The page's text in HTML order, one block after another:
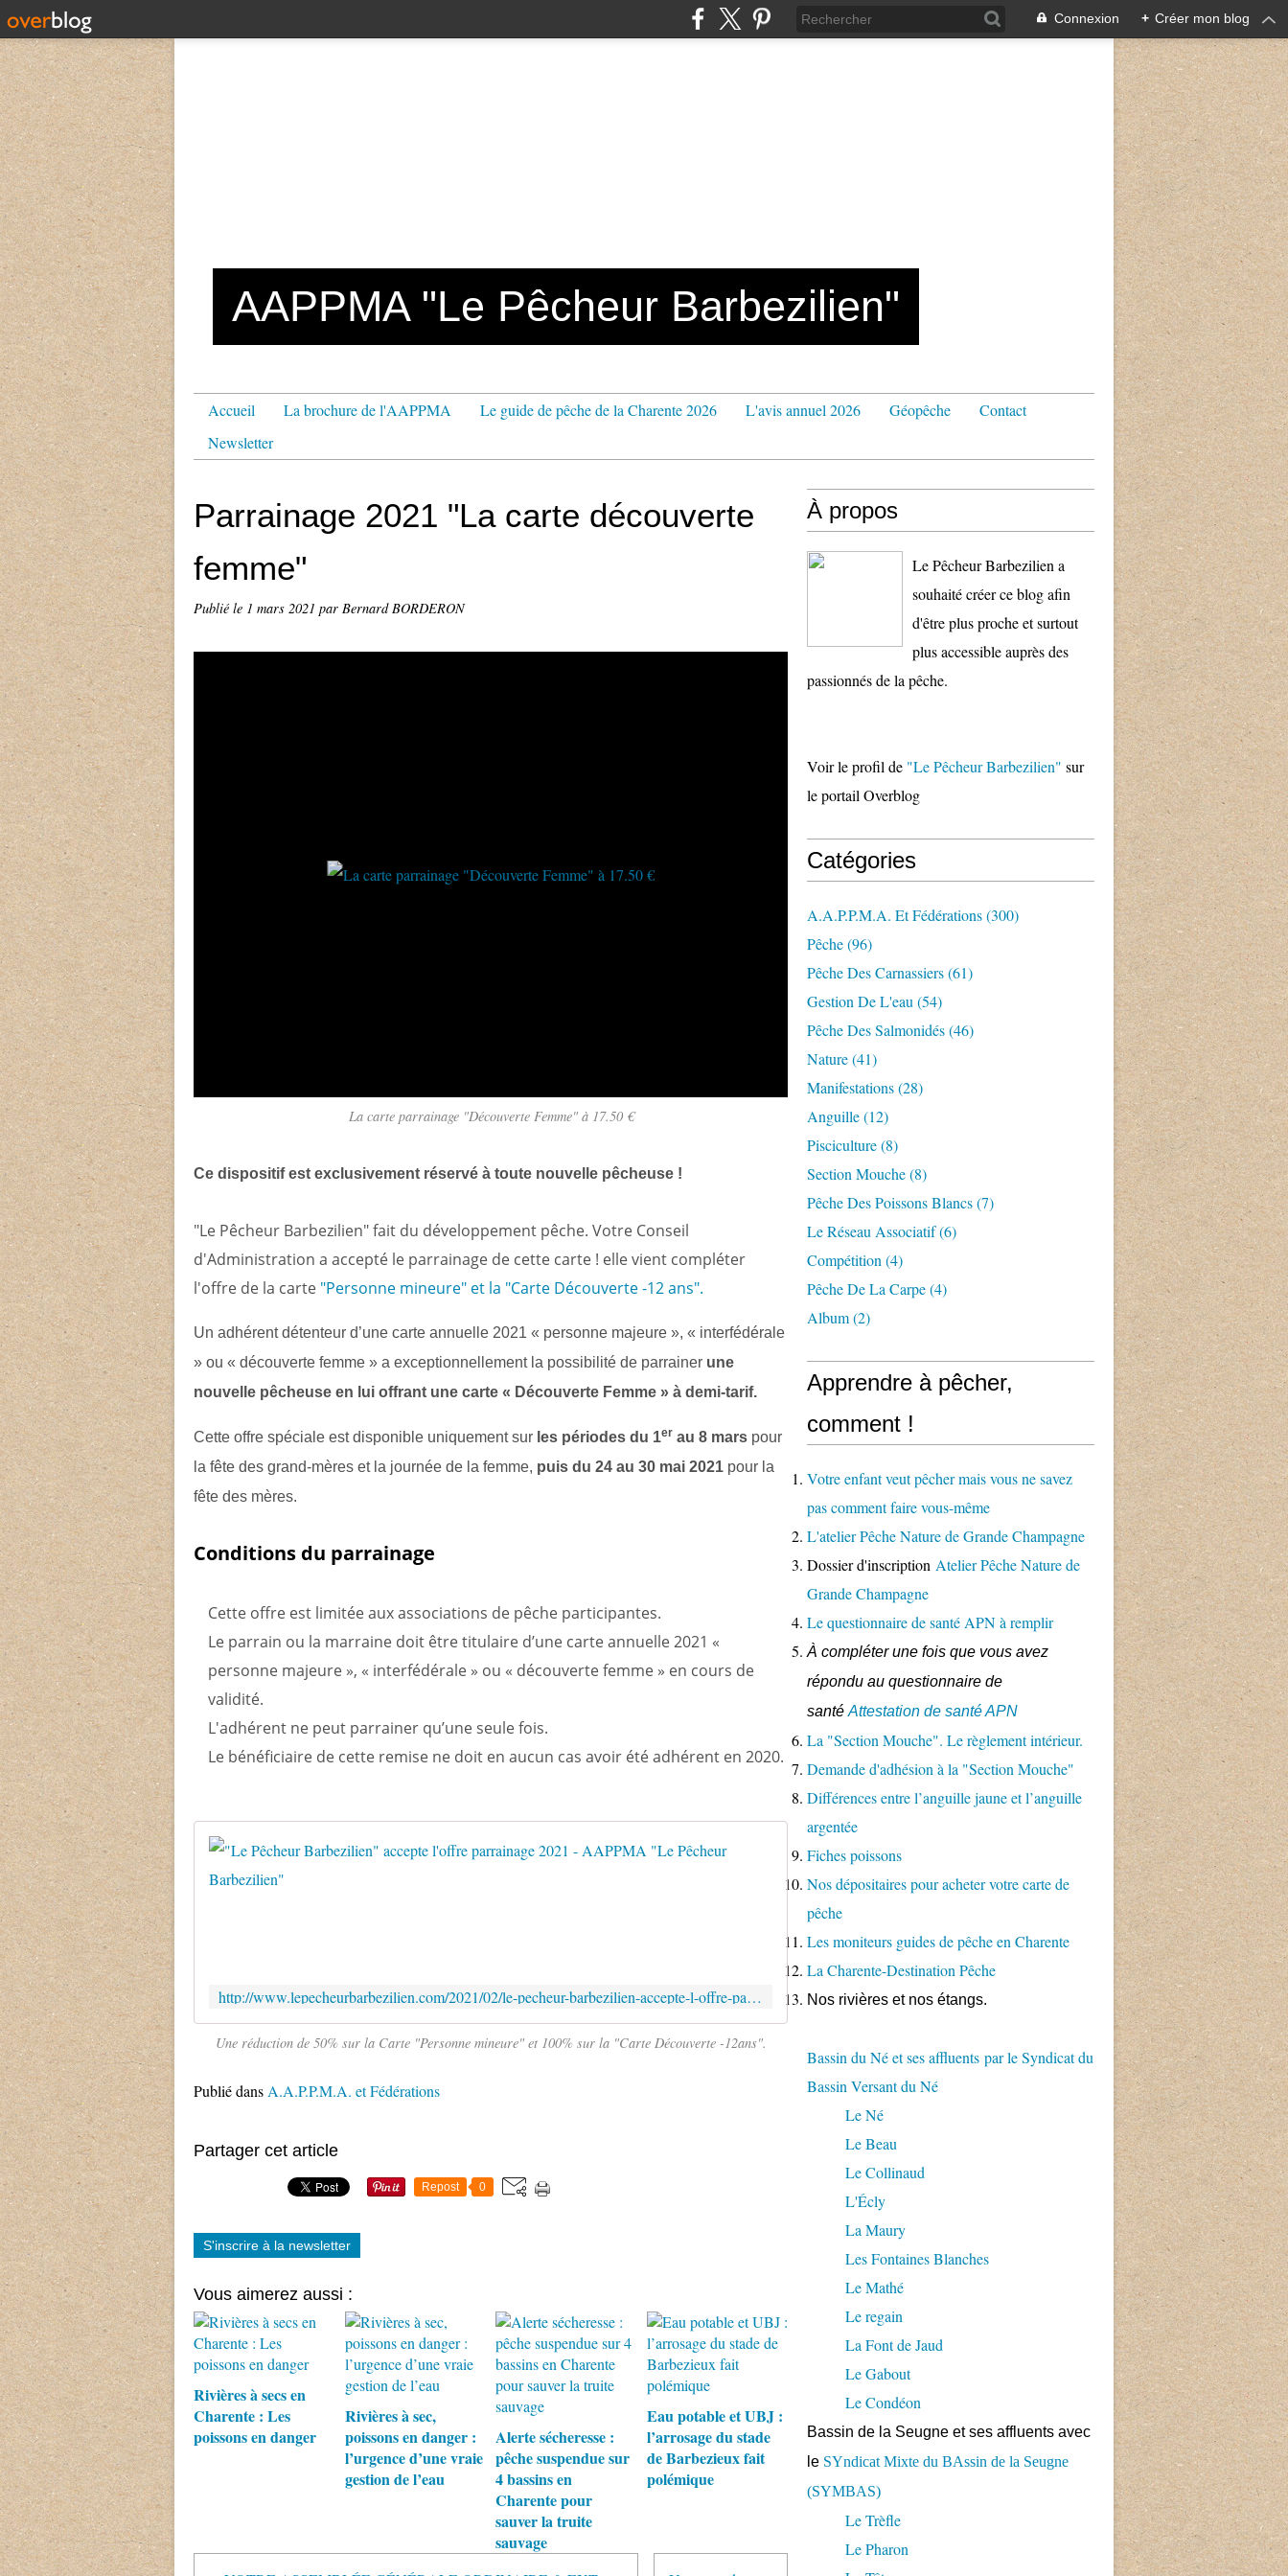
Connexion + Créer mon blog
AAPPMA "Le Pêcheur Barbezilien"
Accueil La brochure de l'AAPPMA Le guide de pêche de la Charente 2026 L'avis annuel 2026 Géopêche
Contact
Newsletter
Parrainage 2021 "La carte découverte
femme"
Publié le 1 mars 2021 par Bernard BORDERON
La carte parrainage "Découverte Femme" à 17.50 €
Ce dispositif est exclusivement réservé à toute nouvelle pêcheuse !
"Le Pêcheur Barbezilien" fait du développement pêche. Votre Conseil
d'Administration a accepté le parrainage de cette carte ! elle vient compléter
l'offre de la carte "Personne mineure" et la "Carte Découverte -12 ans".
Un adhérent détenteur d’une carte annuelle 2021 « personne majeure », « interfédérale
» ou « découverte femme » a exceptionnellement la possibilité de parrainer une
nouvelle pêcheuse en lui offrant une carte « Découverte Femme » à demi-tarif.
Cette offre spéciale est disponible uniquement sur les périodes du 1er au 8 mars pour
la fête des grand-mères et la journée de la femme, puis du 24 au 30 mai 2021 pour la
fête des mères.
Conditions du parrainage
Cette offre est limitée aux associations de pêche participantes.
Le parrain ou la marraine doit être titulaire d’une carte annuelle 2021 «
personne majeure », « interfédérale » ou « découverte femme » en cours de
validité.
L'adhérent ne peut parrainer qu’une seule fois.
Le bénéficiaire de cette remise ne doit en aucun cas avoir été adhérent en 2020.
"Le Pêcheur Barbezilien" accepte l'offre parrainage 2021 -
E
0
2
,
P
N
http://www.lepecheurbarbezilien.com/2021/02/le-pecheur-barbezilien-accepte-l-offre-parrainage-2021.html
Une réduction de 50% sur la Carte "Personne mineure" et 100% sur la "Carte Découverte -12ans".
Publié dans A.A.P.P.M.A. et Fédérations
Partager cet article
Repost 0
S'inscrire à la newsletter
Vous aimerez aussi :
Rivières à secs en
Charente : Les
poissons en danger
Rivières à sec,
poissons en danger :
l’urgence d’une vraie
gestion de l’eau
Alerte sécheresse :
pêche suspendue sur
4 bassins en
Charente pour
sauver la truite
sauvage
Eau potable et UBJ :
l’arrosage du stade
de Barbezieux fait
polémique
À propos
Le Pêcheur Barbezilien a
souhaité créer ce blog afin
d'être plus proche et surtout
plus accessible auprès des
passionnés de la pêche.
Voir le profil de "Le Pêcheur Barbezilien" sur
le portail Overblog
Catégories
A.a.p.p.m.a. Et Fédérations(300)
Pêche(96)
Pêche Des Carnassiers(61)
Gestion De L'eau (54)
Pêche Des Salmonidés(46)
Nature(41)
Manifestations(28)
Anguille(12)
Pisciculture(8)
Section Mouche(8)
Pêche Des Poissons Blancs(7)
Le Réseau Associatif(6)
Compétition (4)
Pêche De La Carpe(4)
Album(2)
Apprendre à pêcher,
comment !
Votre enfant veut pêcher mais vous ne savez
pas comment faire vous-même
L'atelier Pêche Nature de Grande Champagne
Dossier d'inscription Atelier Pêche Nature de
Grande Champagne
Le questionnaire de santé APN à remplir
À compléter une fois que vous avez
répondu au questionnaire de
santé Attestation de santé APN
La "Section Mouche". Le règlement intérieur.
Demande d'adhésion à la "Section Mouche"
Différences entre l’anguille jaune et l’anguille
argentée
Fiches poissons
Nos dépositaires pour acheter votre carte de
pêche
Les moniteurs guides de pêche en Charente
La Charente-Destination Pêche
Nos rivières et nos étangs.
Bassin du Né et ses affluents par le Syndicat du
Bassin Versant du Né
Le Né
Le Beau
Le Collinaud
L'Écly
La Maury
Les Fontaines Blanches
Le Mathé
Le regain
La Font de Jaud
Le Gabout
Le Condéon
Bassin de la Seugne et ses affluents avec
le SYndicat Mixte du BAssin de la Seugne
(SYMBAS)
Le Trèfle
Le Pharon